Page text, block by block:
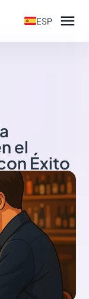
ESP 
el
Éxito